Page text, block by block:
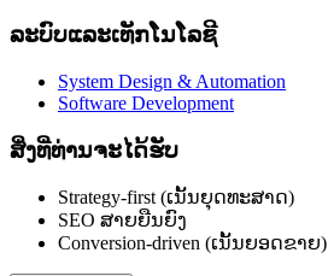
ລະບົບແລະເທັກໂນໂລຊີ
System Design & Automation
Software Development
ສິ່ງທີ່ທ່ານຈະໄດ້ຮັບ
Strategy-first (ເນັ້ນຍຸດທະສາດ)
SEO ສາຍຍືນຍົງ
Conversion-driven (ເນັ້ນຍອດຂາຍ)